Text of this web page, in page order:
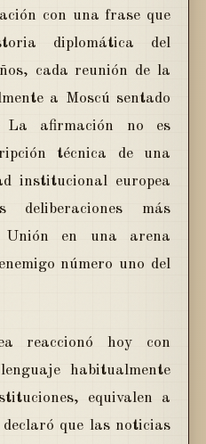
con una frase que
diplomática del
cada reunión de la
a Moscú sentado
afirmación no es
técnica de una
institucional europea
deliberaciones más
Unión en una arena
número uno del
reaccionó hoy con
habitualmente
equivalen a
que las noticias